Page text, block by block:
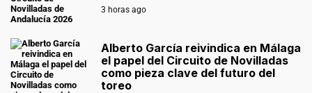
3 horas ago
Alberto García reivindica en Málaga
el papel del Circuito de Novilladas
como pieza clave del futuro del
toreo